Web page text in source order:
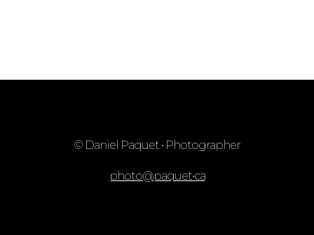
© Daniel Paquet • Photographer
photo@paquet•ca